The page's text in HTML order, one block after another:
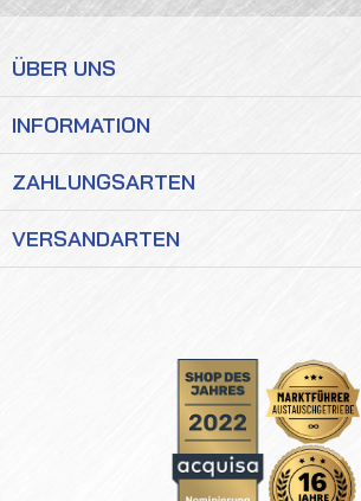
ÜBER UNS
INFORMATION
ZAHLUNGSARTEN
VERSANDARTEN